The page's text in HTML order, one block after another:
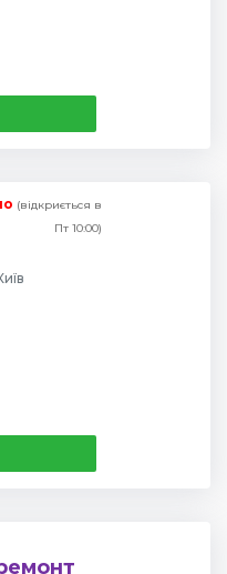
(відкриється в
Пт 10:00)